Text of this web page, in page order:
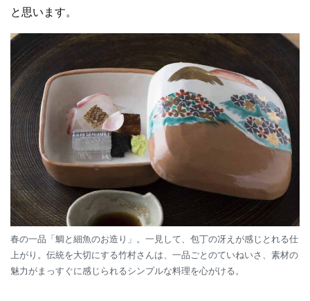
と思います。
春の一品「鯛と細魚のお造り」。一見して、包丁の冴えが感じとれる仕
上がり。伝統を大切にする竹村さんは、一品ごとのていねいさ、素材の
魅力がまっすぐに感じられるシンプルな料理を心がける。